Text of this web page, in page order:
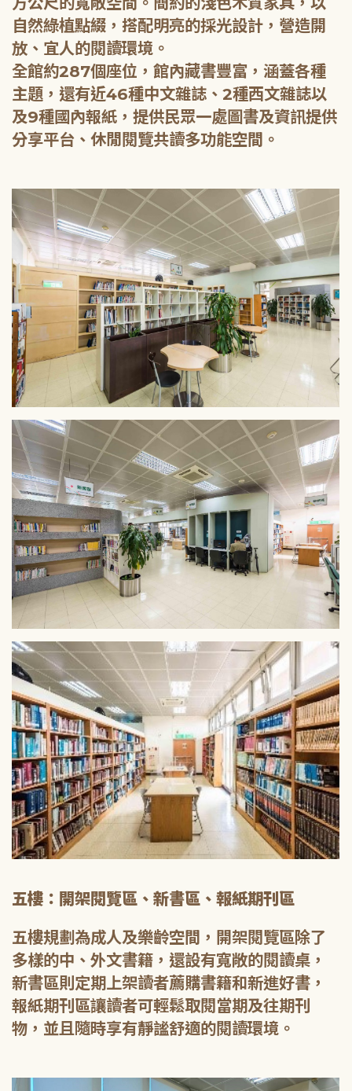
自然綠植點綴，搭配明亮的採光設計，營造開
放、宜人的閱讀環境。
全館約287個座位，館內藏書豐富，涵蓋各種
主題，還有近46種中文雜誌、2種西文雜誌以
及9種國內報紙，提供民眾一處圖書及資訊提供
五樓：開架閱覽區、新書區、報紙期刊區
五樓規劃為成人及樂齡空間，開架閱覽區除了
多樣的中、外文書籍，還設有寬敞的閱讀桌，
新書區則定期上架讀者薦購書籍和新進好書，
報紙期刊區讓讀者可輕鬆取閱當期及往期刊
物，並且隨時享有靜謐舒適的閱讀環境。